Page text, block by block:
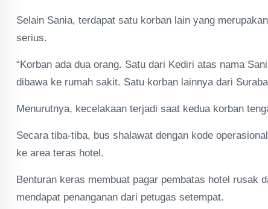
Selain Sania, terdapat satu korban lain yang
serius.
“Korban ada dua orang. Satu dari Kediri atas nama
dibawa ke rumah sakit. Satu korban lainnya dari
Menurutnya, kecelakaan terjadi saat kedua korban
Secara tiba-tiba, bus shalawat dengan kode
ke area teras hotel.
Benturan keras membuat pagar pembatas hotel rusak
mendapat penanganan dari petugas setempat.